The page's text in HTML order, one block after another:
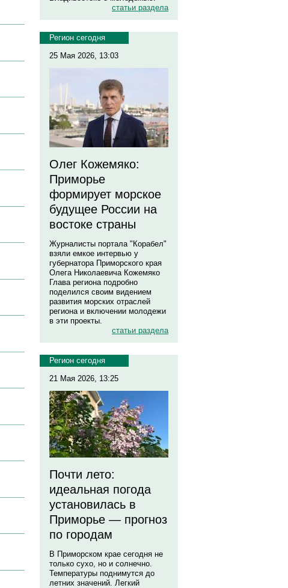
статьи раздела
Регион сегодня
25 Мая 2026, 13:03
Олег Кожемяко:
Приморье
формирует морское
будущее России на
востоке страны
Журналисты портала "Корабел"
взяли емкое интервью у
губернатора Приморского края
Олега Николаевича Кожемяко
Глава региона подробно
поделился своим видением
развития морских отраслей
региона и включении молодежи
в эти проекты.
статьи раздела
Регион сегодня
21 Мая 2026, 13:25
Почти лето:
идеальная погода
установилась в
Приморье — прогноз
по городам
В Приморском крае сегодня не
только сухо, но и солнечно.
Температуры поднимутся до
летних значений. Легкий